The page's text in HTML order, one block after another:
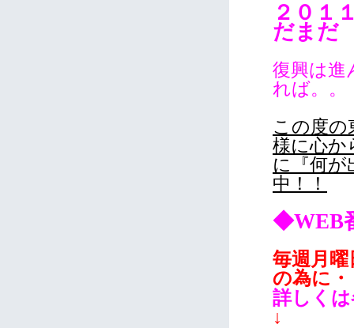
２０１
だまだ
復興は進
れば。。
この度の
様に心か
に『何が
中！！
◆WEB
毎週月
の為に
詳しく
↓